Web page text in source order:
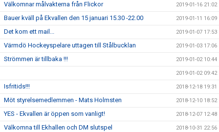
Välkomnar målvakterna från Flickor 2019-01-16 21:02
Bauer kväll på Ekvallen den 15 januari 15.30 -22.00 2019-01-11 16:09
Det kom ett mail... 2019-01-07 17:53
Värmdö Hockeyspelare uttagen till Stålbucklan 2019-01-03 17:06
Strömmen är tillbaka !!! 2019-01-02 10:44
2019-01-02 09:42
Isfritids!!! 2018-12-18 19:31
Möt styrelsemedlemmen - Mats Holmsten 2018-12-10 18:52
YES - Ekvallen är öppen som vanligt! 2018-12-07 12:48
Välkomna till Ekhallen och DM slutspel 2018-10-31 22:56